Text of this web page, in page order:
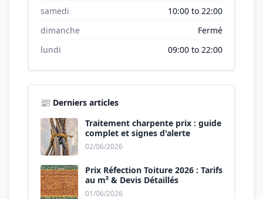
samedi
10:00 to 22:00
dimanche
Fermé
lundi
09:00 to 22:00
📰 Derniers articles
Traitement charpente prix : guide
complet et signes d'alerte
02/06/2026
Prix Réfection Toiture 2026 : Tarifs
au m² & Devis Détaillés
01/06/2026